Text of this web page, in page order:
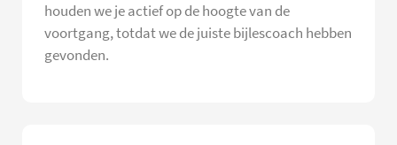
houden we je actief op de hoogte van de
voortgang, totdat we de juiste bijlescoach hebben
gevonden.